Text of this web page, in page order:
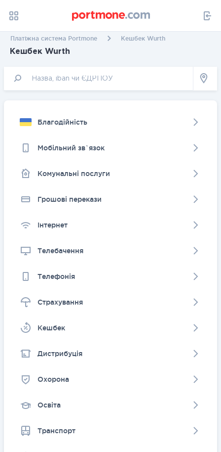
Платіжна система Portmone Кешбек Wurth
Кешбек Wurth
Благодійність
Мобільний зв`язок
Комунальні послуги
Грошовi перекази
Інтернет
Телебачення
Телефонія
Страхування
Kешбек
Дистрибуція
Охорона
Освіта
Транспорт